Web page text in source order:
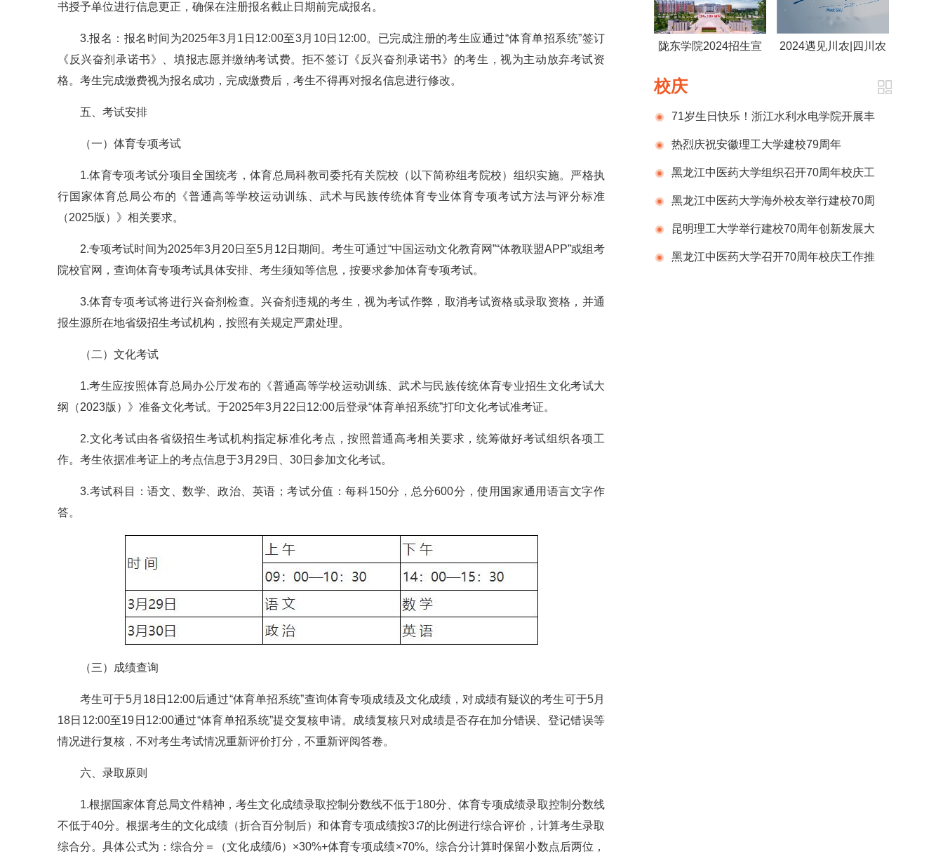
书授予单位进行信息更正，确保在注册报名截止日期前完成报名。
3.报名：报名时间为2025年3月1日12:00至3月10日12:00。已完成注册的考生应通过“体育单招系统”签订
《反兴奋剂承诺书》、填报志愿并缴纳考试费。拒不签订《反兴奋剂承诺书》的考生，视为主动放弃考试资
格。考生完成缴费视为报名成功，完成缴费后，考生不得再对报名信息进行修改。
五、考试安排
（一）体育专项考试
1.体育专项考试分项目全国统考，体育总局科教司委托有关院校（以下简称组考院校）组织实施。严格执
行国家体育总局公布的《普通高等学校运动训练、武术与民族传统体育专业体育专项考试方法与评分标准
（2025版）》相关要求。
2.专项考试时间为2025年3月20日至5月12日期间。考生可通过“中国运动文化教育网”“体教联盟APP”或组考
院校官网，查询体育专项考试具体安排、考生须知等信息，按要求参加体育专项考试。
3.体育专项考试将进行兴奋剂检查。兴奋剂违规的考生，视为考试作弊，取消考试资格或录取资格，并通
报生源所在地省级招生考试机构，按照有关规定严肃处理。
（二）文化考试
1.考生应按照体育总局办公厅发布的《普通高等学校运动训练、武术与民族传统体育专业招生文化考试大
纲（2023版）》准备文化考试。于2025年3月22日12:00后登录“体育单招系统”打印文化考试准考证。
2.文化考试由各省级招生考试机构指定标准化考点，按照普通高考相关要求，统筹做好考试组织各项工
作。考生依据准考证上的考点信息于3月29日、30日参加文化考试。
3.考试科目：语文、数学、政治、英语；考试分值：每科150分，总分600分，使用国家通用语言文字作
答。
（三）成绩查询
考生可于5月18日12:00后通过“体育单招系统”查询体育专项成绩及文化成绩，对成绩有疑议的考生可于5月
18日12:00至19日12:00通过“体育单招系统”提交复核申请。成绩复核只对成绩是否存在加分错误、登记错误等
情况进行复核，不对考生考试情况重新评价打分，不重新评阅答卷。
六、录取原则
1.根据国家体育总局文件精神，考生文化成绩录取控制分数线不低于180分、体育专项成绩录取控制分数线
不低于40分。根据考生的文化成绩（折合百分制后）和体育专项成绩按3∶7的比例进行综合评价，计算考生录取
综合分。具体公式为：综合分＝（文化成绩/6）×30%+体育专项成绩×70%。综合分计算时保留小数点后两位，
陇东学院2024招生宣 2024遇见川农|四川农
校庆
71岁生日快乐！浙江水利水电学院开展丰
富多彩的庆祝建校71周年系列活动
热烈庆祝安徽理工大学建校79周年
黑龙江中医药大学组织召开70周年校庆工
作推进会议
黑龙江中医药大学海外校友举行建校70周
年庆祝活动
昆明理工大学举行建校70周年创新发展大
会 黑龙江中医药大学召开70周年校庆工作推